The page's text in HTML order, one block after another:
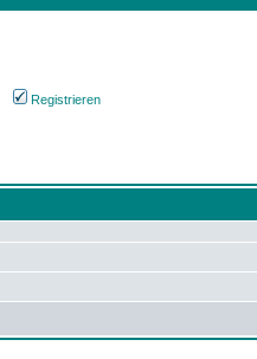
Registrieren